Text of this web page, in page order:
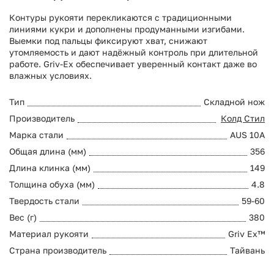
Контуры рукояти перекликаются с традиционными
линиями кукри и дополнены продуманными изгибами.
Выемки под пальцы фиксируют хват, снижают
утомляемость и дают надёжный контроль при длительной
работе. Griv-Ex обеспечивает уверенный контакт даже во
влажных условиях.
Тип
Складной нож
Производитель
Колд Стил
Марка стали
AUS 10A
Общая длина (мм)
356
Длина клинка (мм)
149
Толщина обуха (мм)
4.8
Твердость стали
59-60
Вес (г)
380
Материал рукояти
Griv Ex™
Страна производитель
Тайвань